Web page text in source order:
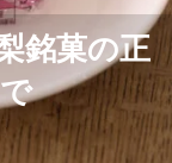
銘菓の正